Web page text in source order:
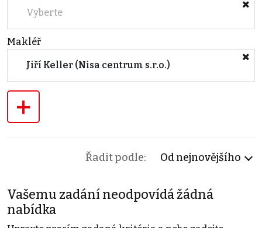
Vyberte
Makléř
Jiří Keller (Nisa centrum s.r.o.)
+
Řadit podle: Od nejnovějšího
Vašemu zadání neodpovídá žádná
nabídka